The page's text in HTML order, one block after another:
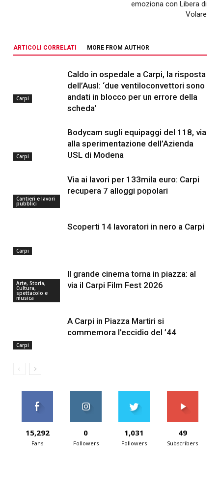
emoziona con Libera di
Volare
ARTICOLI CORRELATI MORE FROM AUTHOR
Carpi
Caldo in ospedale a Carpi, la risposta
dell’Ausl: ‘due ventiloconvettori sono
andati in blocco per un errore della
scheda’
Carpi
Bodycam sugli equipaggi del 118, via
alla sperimentazione dell’Azienda
USL di Modena
Cantieri e lavori
pubblici
Via ai lavori per 133mila euro: Carpi
recupera 7 alloggi popolari
Carpi
Scoperti 14 lavoratori in nero a Carpi
Arte, Storia,
Cultura,
spettacolo e
musica
Il grande cinema torna in piazza: al
via il Carpi Film Fest 2026
Carpi
A Carpi in Piazza Martiri si
commemora l’eccidio del ’44
15,292
Fans
0
Followers
1,031
Followers
49
Subscribers